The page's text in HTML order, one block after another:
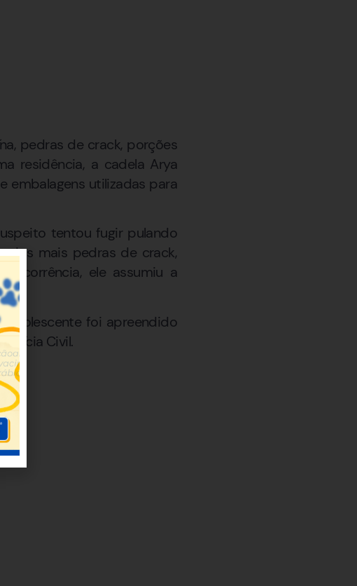
pedras de crack, porções
residência, a cadela Arya
embalagens utilizadas para
tentou fugir pulando
mais pedras de crack,
ocorrência, ele assumiu a
foi apreendido
Civil.